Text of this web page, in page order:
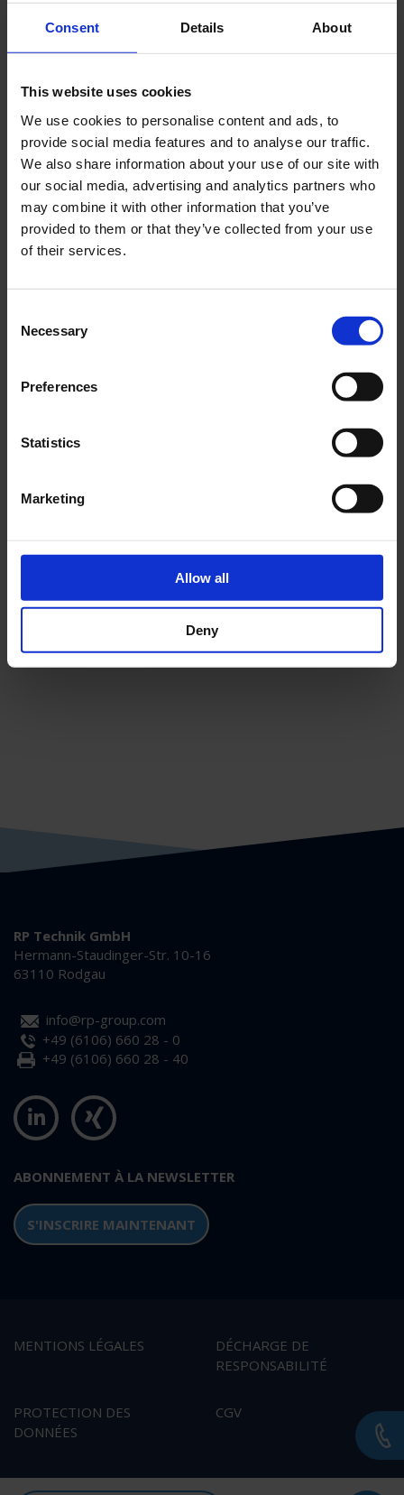
Consent Details About
This website uses cookies
We use cookies to personalise content and ads, to
provide social media features and to analyse our traffic.
We also share information about your use of our site with
our social media, advertising and analytics partners who
may combine it with other information that you’ve
provided to them or that they’ve collected from your use
of their services.
Selection
Necessary
Preferences
Statistics
Marketing
Allow all
Deny
QU'EST-CE QUI POURRAIT
ENCORE M'INTÉRESSER ?
SERVICE
GARANTIE
TYPES DE SURVEILLANCE
PLANIFICATION & CONSEIL
RP Technik GmbH
Hermann-Staudinger-Str. 10-16
63110 Rodgau
info@rp-group.com
+49 (6106) 660 28 - 0
+49 (6106) 660 28 - 40
ABONNEMENT À LA NEWSLETTER
S'INSCRIRE MAINTENANT
MENTIONS LÉGALES
DÉCHARGE DE
RESPONSABILITÉ
PROTECTION DES
DONNÉES
CGV